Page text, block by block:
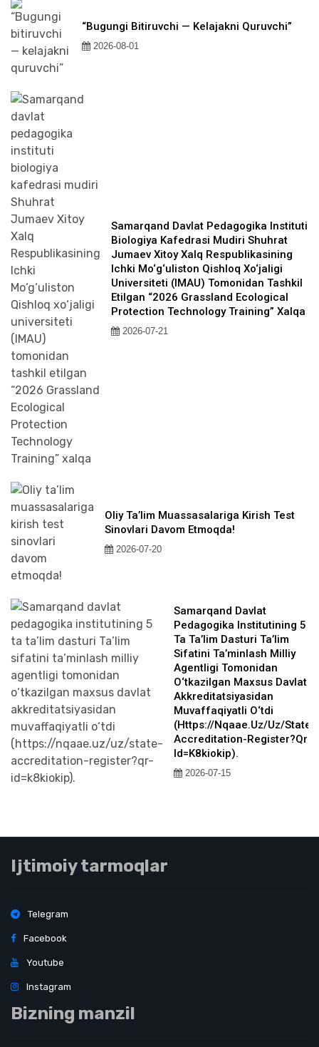
“Bugungi Bitiruvchi — Kelajakni Quruvchi”
2026-08-01
Samarqand Davlat Pedagogika Instituti
Biologiya Kafedrasi Mudiri Shuhrat
Jumaev Xitoy Xalq Respublikasining
Ichki Mo‘g‘uliston Qishloq Xo‘jaligi
Universiteti (IMAU) Tomonidan Tashkil
Etilgan “2026 Grassland Ecological
Protection Technology Training” Xalqa
2026-07-21
Oliy Ta’lim Muassasalariga Kirish Test
Sinovlari Davom Etmoqda!
2026-07-20
Samarqand Davlat
Pedagogika Institutining 5
Ta Ta’lim Dasturi Ta’lim
Sifatini Ta’minlash Milliy
Agentligi Tomonidan
O‘tkazilgan Maxsus Davlat
Akkreditatsiyasidan
Muvaffaqiyatli O‘tdi
(https://nqaae.uz/uz/state-
Accreditation-Register?qr-
Id=k8kiokip).
2026-07-15
Ijtimoiy tarmoqlar
Telegram
Facebook
Youtube
Instagram
Bizning manzil